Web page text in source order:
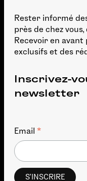
Rester informé
près de chez
Recevoir en
exclusifs et des
Inscrivez-
newsletter
Email *